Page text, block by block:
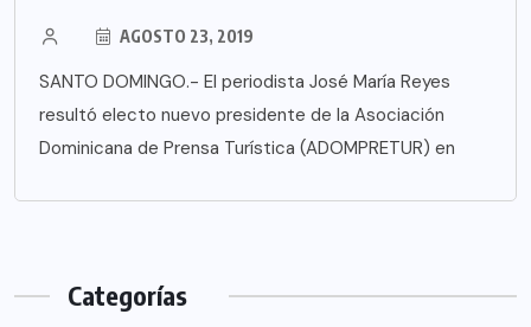
AGOSTO 23, 2019
SANTO DOMINGO.- El periodista José María Reyes
resultó electo nuevo presidente de la Asociación
Dominicana de Prensa Turística (ADOMPRETUR) en
Categorías